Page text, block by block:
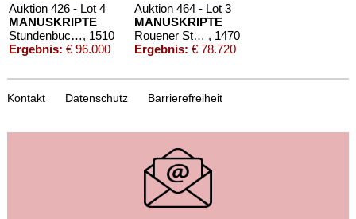
Auktion 426 - Lot 4
MANUSKRIPTE
Stundenbuch um 1500. Manuskript auf Pergament., 1510
Ergebnis: € 96.000
Auktion 464 - Lot 3
MANUSKRIPTE
Rouener Stundenbuch , 1470
Ergebnis: € 78.720
Kontakt Datenschutz Barrierefreiheit